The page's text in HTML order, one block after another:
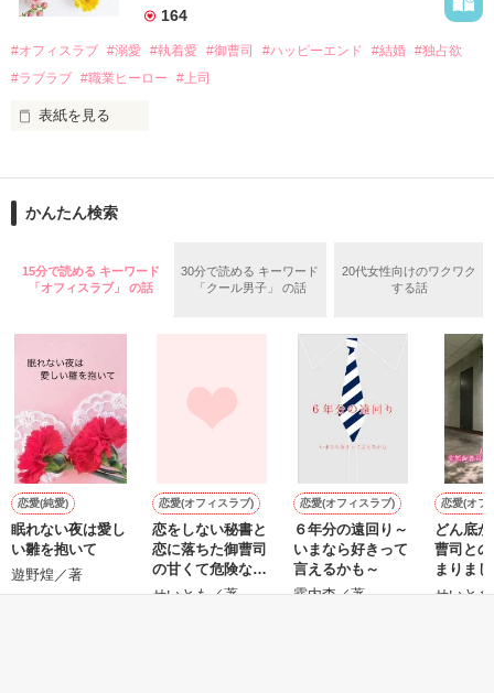
夏木美桜(なつきみお)
鳴海哲平 (なるみてっぺい)
2026.6.5～2026.7.25
＊以前、公開していた話の改稿版です＊
作品を読む
なぜか恭司から飼い猫の世話係を命じられた美桜は、猫の世
の関係となってしまい――？
164
#オフィスラブ #溺愛 #執着愛 #御曹司 #ハッピーエンド #結婚 #独占欲
#ラブラブ #職業ヒーロー #上司
表紙を見る
ションの企画戦略室で働いている。
めた、同期で恋人の石垣守（26）がいるのだが、後輩の姫原由
いた。
守と由羅から『便利屋雛子』と馬鹿にされ、一人こっそり泣い
鷹哉『宜しくな、俺の雛子』🦅
雛子『俺の……ひぃ、雛子？！！！』🐥
シゴデキで冷徹な上司が見せる素顔は、なぜか想像以上に甘く
て……🐥💓🦅
※表紙も作中使用の画像も全てフリー素材です。
※執筆期間2026.6.3〜7.20完結です。
※他サイトさんにて恋愛トレンド1位でした〜良かったら読ん
で頂けると嬉しいです。
かんたん検索
15分で読める キーワード
「オフィスラブ」 の話
30分で読める キーワード
「クール男子」 の話
20代女性向けのワクワク
する話
恋愛(純愛)
眠れない夜は愛し
い雛を抱いて
遊野煌／著
恋愛(オフィスラブ)
恋をしない秘書と
恋に落ちた御曹司
の甘くて危険な攻
防戦
せいとも／著
恋愛(オフィスラブ)
６年分の遠回り～
いまなら好きって
言えるかも～
霧内杳／著
恋愛(オフ
どん底
曹司と
まりま
せいと